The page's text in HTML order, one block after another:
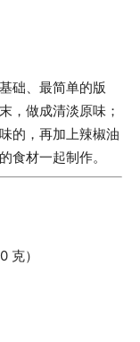
础、最简单的版
，做成清淡原味；
的，再加上辣椒油
食材一起制作。
克）